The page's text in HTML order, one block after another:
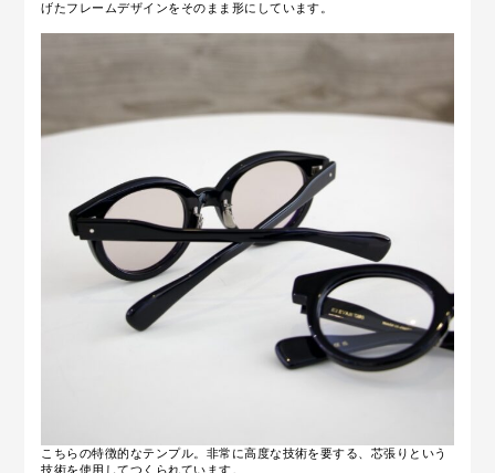
げたフレームデザインをそのまま形にしています。
こちらの特徴的なテンプル。非常に高度な技術を要する、芯張りという
技術を使用してつくられています。